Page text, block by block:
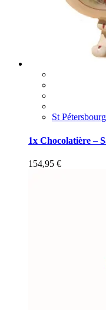
St Pétersbourg
1x Chocolatière –
154,95 €